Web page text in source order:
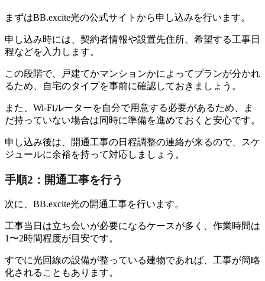
まずはBB.excite光の公式サイトから申し込みを行います。
申し込み時には、契約者情報や設置先住所、希望する工事日
程などを入力します。
この段階で、戸建てかマンションかによってプランが分かれ
るため、自宅のタイプを事前に確認しておきましょう。
また、Wi-Fiルーターを自分で用意する必要があるため、ま
だ持っていない場合は同時に準備を進めておくと安心です。
申し込み後は、開通工事の日程調整の連絡が来るので、スケ
ジュールに余裕を持って対応しましょう。
手順2：開通工事を行う
次に、BB.excite光の開通工事を行います。
工事当日は立ち会いが必要になるケースが多く、作業時間は
1〜2時間程度が目安です。
すでに光回線の設備が整っている建物であれば、工事が簡略
化されることもあります。